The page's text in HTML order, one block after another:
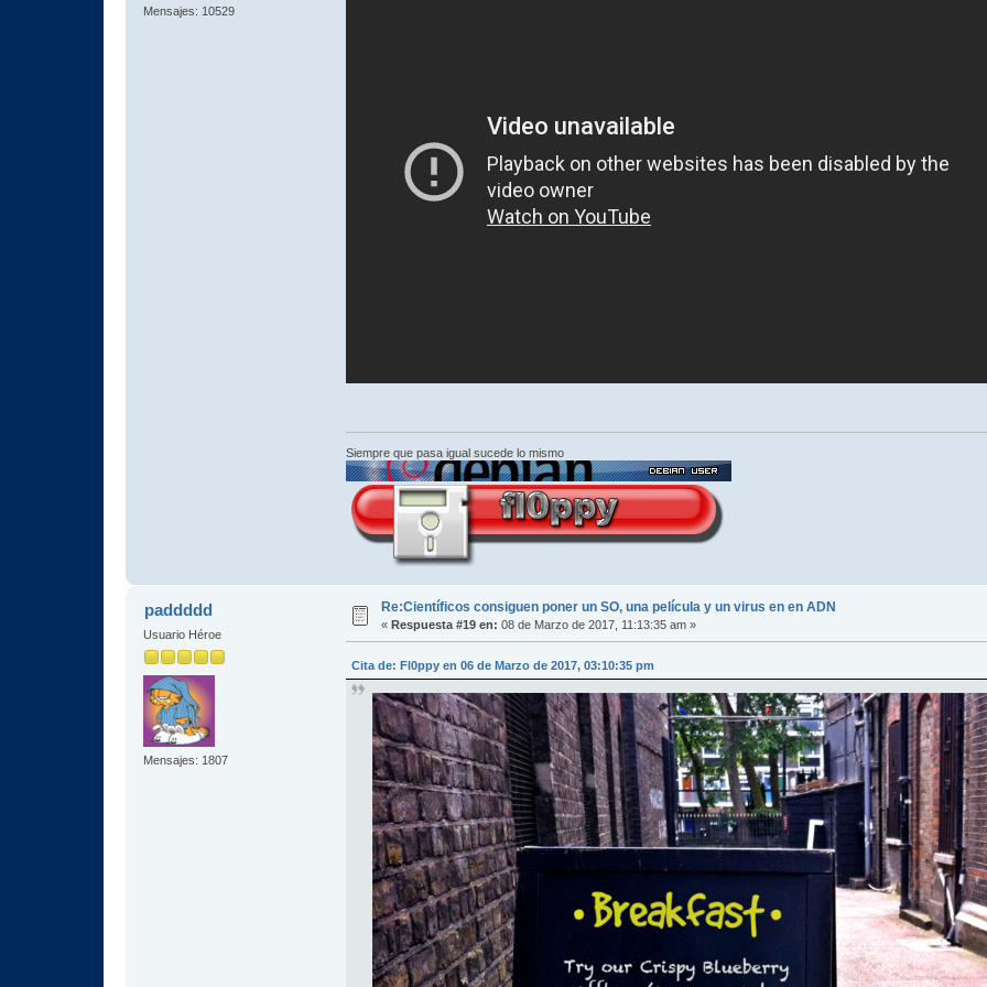
Mensajes: 10529
Siempre que pasa igual sucede lo mismo
paddddd
Usuario Héroe
Mensajes: 1807
Re:Científicos consiguen poner un SO, una película y un virus en en ADN
«Respuesta #19 en: 08 de Marzo de 2017, 11:13:35 am »
Cita de: Fl0ppy en 06 de Marzo de 2017, 03:10:35 pm